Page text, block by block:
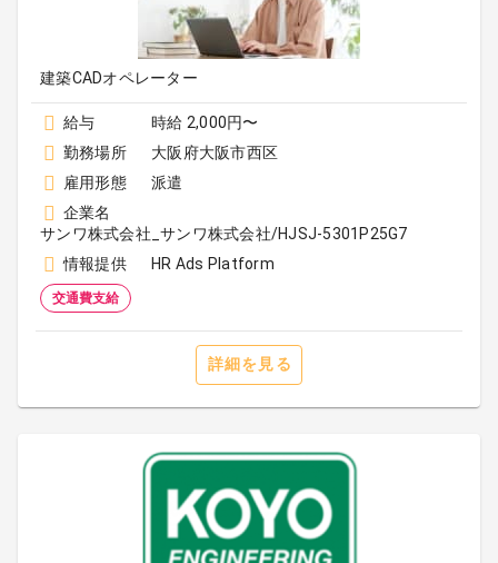
建築CADオペレーター
給与
時給 2,000円〜
勤務場所
大阪府大阪市西区
雇用形態
派遣
企業名
サンワ株式会社_サンワ株式会社/HJSJ-5301P25G7
情報提供
HR Ads Platform
交通費支給
詳細を見る